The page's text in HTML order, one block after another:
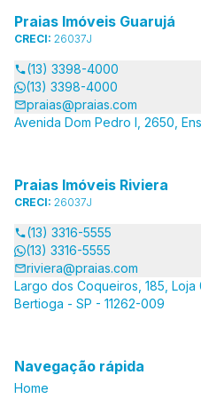
Praias Imóveis Guarujá
CRECI: 26037J
(13) 3398-4000
(13) 3398-4000
praias@praias.com
Avenida Dom Pedro I, 2650,
Praias Imóveis Riviera
CRECI: 26037J
(13) 3316-5555
(13) 3316-5555
riviera@praias.com
Largo dos Coqueiros, 185, Loja
Bertioga - SP - 11262-009
Navegação rápida
Home